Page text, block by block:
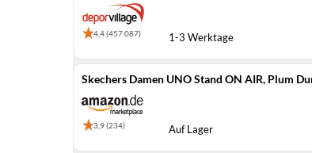
4,4 (457.087) 1-3 Werktage
Skechers Damen UNO Stand ON AIR, Plum
3,9 (234) Auf Lager